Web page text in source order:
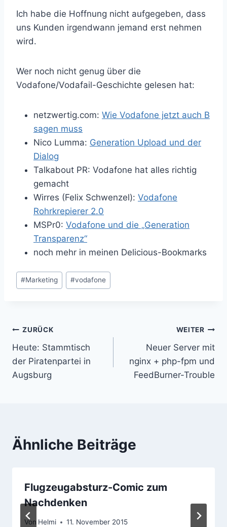
Ich habe die Hoffnung nicht aufgegeben, dass
uns Kunden irgendwann jemand erst nehmen
wird.
Wer noch nicht genug über die
Vodafone/Vodafail-Geschichte gelesen hat:
netzwertig.com: Wie Vodafone jetzt auch B
sagen muss
Nico Lumma: Generation Upload und der
Dialog
Talkabout PR: Vodafone hat alles richtig
gemacht
Wirres (Felix Schwenzel): Vodafone
Rohrkrepierer 2.0
MSPr0: Vodafone und die „Generation
Transparenz“
noch mehr in meinen Delicious-Bookmarks
Schlagworte:
#Marketing #vodafone
Beitragsnavigation
ZURÜCK
Heute: Stammtisch
der Piratenpartei in
Augsburg
WEITER
Neuer Server mit
nginx + php-fpm und
FeedBurner-Trouble
Ähnliche Beiträge
Flugzeugabsturz-Comic zum
Nachdenken
Von Helmi 11. November 2015